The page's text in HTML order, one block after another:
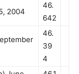
2004
46.
642
46.
39
4